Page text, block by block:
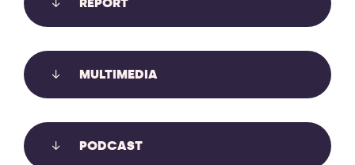
Le SLAPP usano i tribunali per mettere a tacere chi
Giustizia sul recepimento anti-SLAPP.
MULTIMEDIA
PODCAST